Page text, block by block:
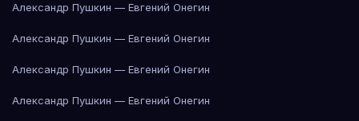
Александр Пушкин — Евгений Онегин
Александр Пушкин — Евгений Онегин
Александр Пушкин — Евгений Онегин
Александр Пушкин — Евгений Онегин